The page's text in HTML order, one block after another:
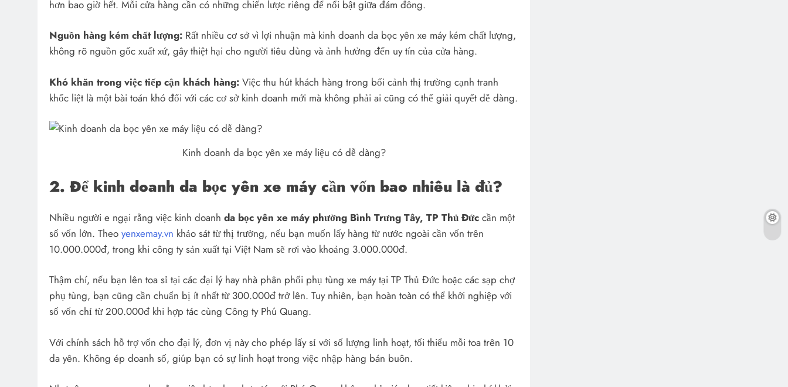
hơn bao giờ hết. Mỗi cửa hàng cần có những chiến lược riêng để nổi bật giữa đám đông.
Nguồn hàng kém chất lượng: Rất nhiều cơ sở vì lợi nhuận mà kinh doanh da bọc yên xe máy kém chất lượng,
không rõ nguồn gốc xuất xứ, gây thiệt hại cho người tiêu dùng và ảnh hưởng đến uy tín của cửa hàng.
Khó khăn trong việc tiếp cận khách hàng: Việc thu hút khách hàng trong bối cảnh thị trường cạnh tranh
khốc liệt là một bài toán khó đối với các cơ sở kinh doanh mới mà không phải ai cũng có thể giải quyết dễ dàng.
Kinh doanh da bọc yên xe máy liệu có dễ dàng?
2. Để kinh doanh da bọc yên xe máy cần vốn bao nhiêu là đủ?
Nhiều người e ngại rằng việc kinh doanh da bọc yên xe máy phường Bình Trưng Tây, TP Thủ Đức cần một
số vốn lớn. Theo yenxemay.vn khảo sát từ thị trường, nếu bạn muốn lấy hàng từ nước ngoài cần vốn trên
10.000.000đ, trong khi công ty sản xuất tại Việt Nam sẽ rơi vào khoảng 3.000.000đ.
Thậm chí, nếu bạn lên toa sỉ tại các đại lý hay nhà phân phối phụ tùng xe máy tại TP Thủ Đức hoặc các sạp chợ
phụ tùng, bạn cũng cần chuẩn bị ít nhất từ 300.000đ trở lên. Tuy nhiên, bạn hoàn toàn có thể khởi nghiệp với
số vốn chỉ từ 200.000đ khi hợp tác cùng Công ty Phú Quang.
Với chính sách hỗ trợ vốn cho đại lý, đơn vị này cho phép lấy sỉ với số lượng linh hoạt, tối thiểu mỗi toa trên 10
da yên. Không ép doanh số, giúp bạn có sự linh hoạt trong việc nhập hàng bán buôn.